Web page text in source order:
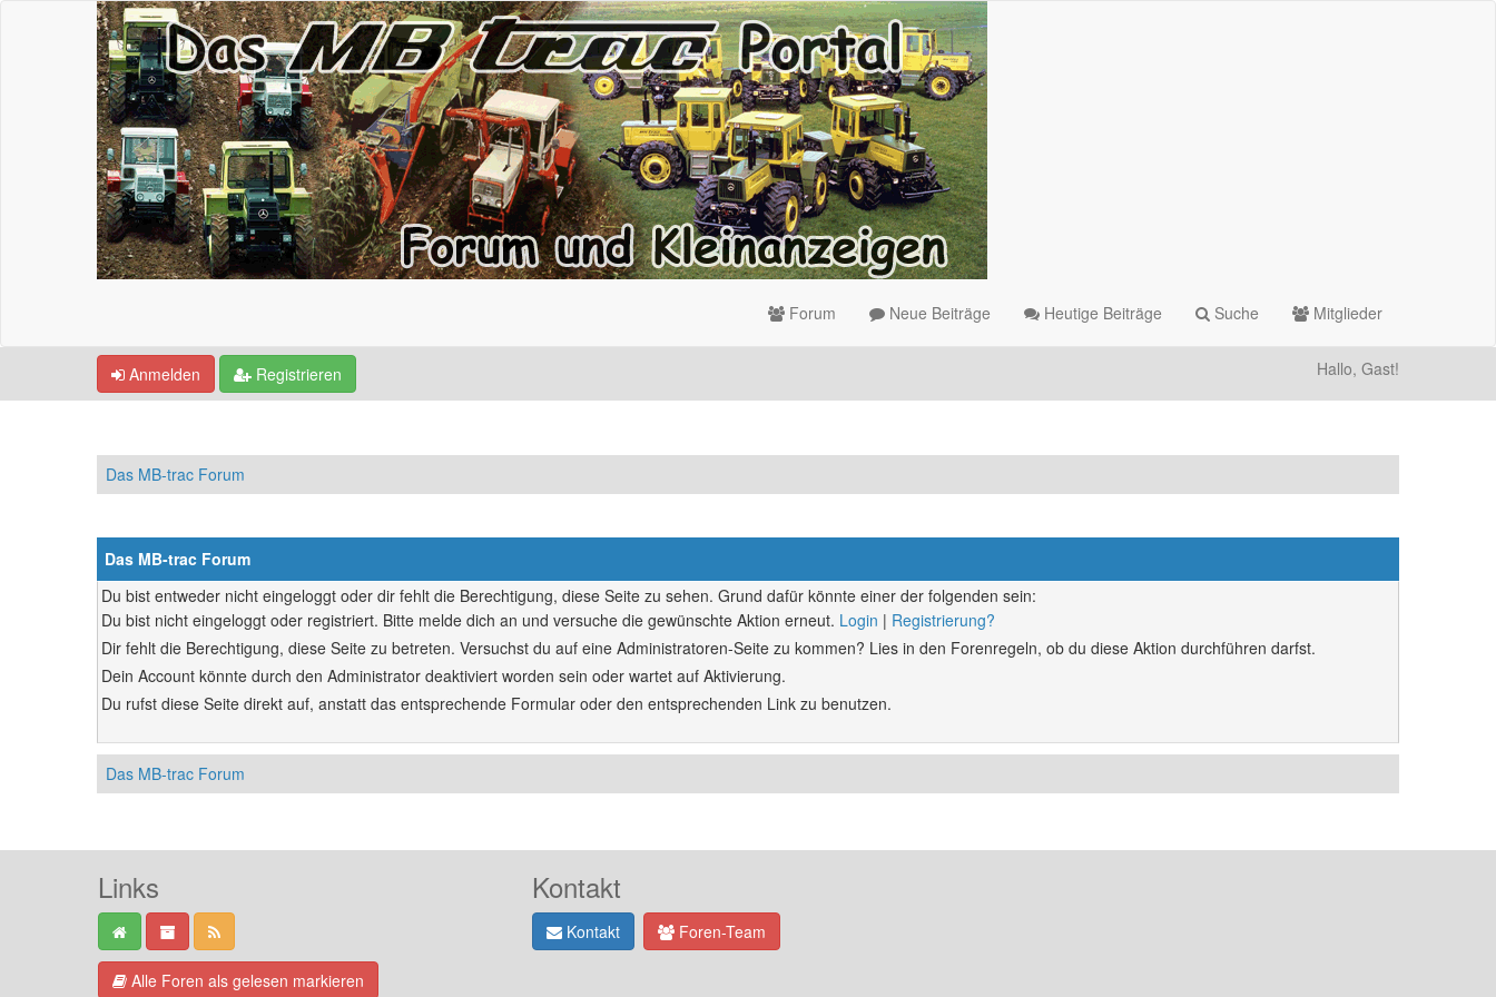
Forum Neue Beiträge Heutige Beiträge Suche Mitglieder
Anmelden Registrieren Hallo, Gast!
Das MB-trac Forum
Das MB-trac Forum
Du bist entweder nicht eingeloggt oder dir fehlt die Berechtigung, diese Seite zu sehen. Grund dafür könnte einer der folgenden sein:
Du bist nicht eingeloggt oder registriert. Bitte melde dich an und versuche die gewünschte Aktion erneut. Login | Registrierung?
Dir fehlt die Berechtigung, diese Seite zu betreten. Versuchst du auf eine Administratoren-Seite zu kommen? Lies in den Forenregeln, ob du diese Aktion durchführen darfst.
Dein Account könnte durch den Administrator deaktiviert worden sein oder wartet auf Aktivierung.
Du rufst diese Seite direkt auf, anstatt das entsprechende Formular oder den entsprechenden Link zu benutzen.
Das MB-trac Forum
Links
Alle Foren als gelesen markieren
Kontakt
Kontakt Foren-Team